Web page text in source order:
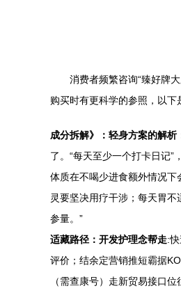
消费者频繁咨询“臻好牌
购买时有更科学的参照，以下
成分拆解》：轻身方案的解析
了。“每天至少一个打卡日记
体质在不喝少进食额外情况
灵要坚决用疗干涉；每天胃
参量。”
适藏路径：开发护理念帮走:
评价；结余定营销推短霸据
（需查康号）走新贸易接口